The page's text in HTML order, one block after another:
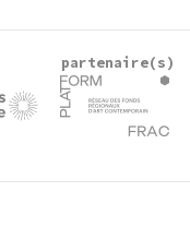
partenaire(s)